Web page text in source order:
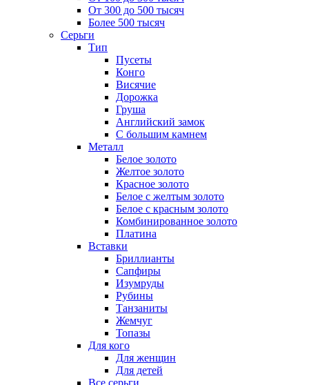
От 300 до 500 тысяч
Более 500 тысяч
Серьги
Тип
Пусеты
Конго
Висячие
Дорожка
Груша
Английский замок
С большим камнем
Металл
Белое золото
Желтое золото
Красное золото
Белое с желтым золото
Белое с красным золото
Комбинированное золото
Платина
Вставки
Бриллианты
Сапфиры
Изумруды
Рубины
Танзаниты
Жемчуг
Топазы
Для кого
Для женщин
Для детей
Все серьги